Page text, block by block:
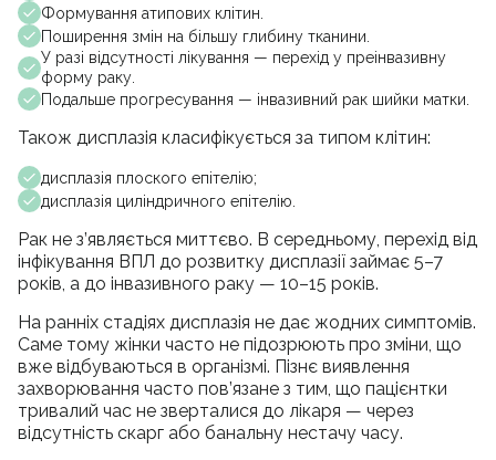
Формування атипових клітин.
Поширення змін на більшу глибину тканини.
У разі відсутності лікування — перехід у преінвазивну
форму раку.
Подальше прогресування — інвазивний рак шийки матки.
Також дисплазія класифікується за типом клітин:
дисплазія плоского епітелію;
дисплазія циліндричного епітелію.
Рак не з’являється миттєво. В середньому, перехід від
інфікування ВПЛ до розвитку дисплазії займає 5–7
років, а до інвазивного раку — 10–15 років.
На ранніх стадіях дисплазія не дає жодних симптомів.
Саме тому жінки часто не підозрюють про зміни, що
вже відбуваються в організмі. Пізнє виявлення
захворювання часто пов’язане з тим, що пацієнтки
тривалий час не зверталися до лікаря — через
відсутність скарг або банальну нестачу часу.